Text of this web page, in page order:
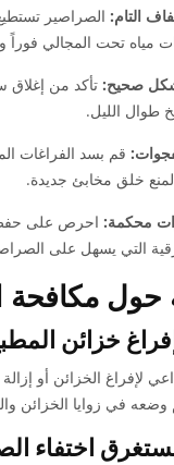
التام: الصراصير
مياه تحت المجالي فوراً
صحيح: تأكد من إغلاق
الليل.
قم بسد الفراغات
لمنع خلق مخابئ جديدة.
محكمة: احرص على حفظ
التي يسهل على
حول
خزائن
لإفراغ الخزائن أو
وضعه في زوايا الخزائن
اختفاء